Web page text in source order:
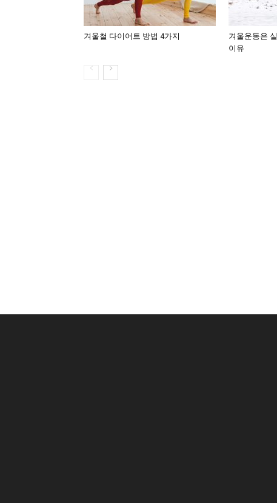
겨울철 다이어트 방법 4가지
겨울운동은
이유